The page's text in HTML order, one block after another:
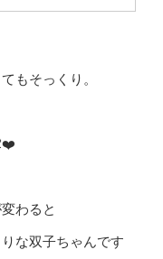
もそっくり。
わると
な双子ちゃんです